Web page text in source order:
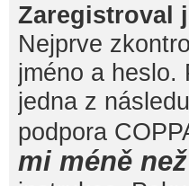
Zaregistroval
Nejprve
jméno a heslo.
jedna z
podpora
mi méně